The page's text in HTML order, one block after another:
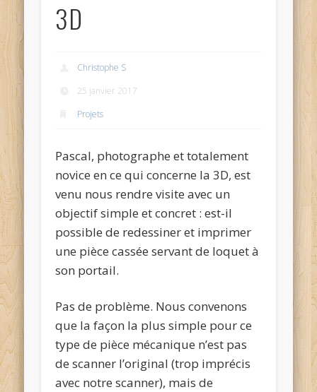
3D
Christophe S
25 janvier 2017
Projets
Pascal, photographe et totalement
novice en ce qui concerne la 3D, est
venu nous rendre visite avec un
objectif simple et concret : est-il
possible de redessiner et imprimer
une pièce cassée servant de loquet à
son portail.
Pas de problème. Nous convenons
que la façon la plus simple pour ce
type de pièce mécanique n’est pas
de scanner l’original (trop imprécis
avec notre scanner), mais de